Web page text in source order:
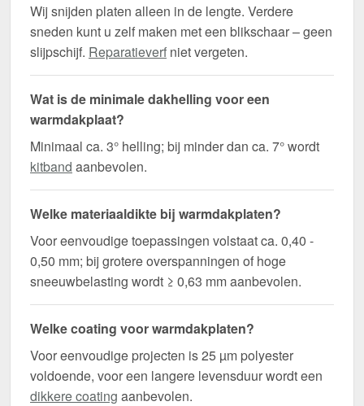
Wij snijden platen alleen in de lengte. Verdere
sneden kunt u zelf maken met een blikschaar – geen
slijpschijf. Reparatieverf niet vergeten.
Wat is de minimale dakhelling voor een
warmdakplaat?
Minimaal ca. 3° helling; bij minder dan ca. 7° wordt
kitband aanbevolen.
Welke materiaaldikte bij warmdakplaten?
Voor eenvoudige toepassingen volstaat ca. 0,40 -
0,50 mm; bij grotere overspanningen of hoge
sneeuwbelasting wordt ≥ 0,63 mm aanbevolen.
Welke coating voor warmdakplaten?
Voor eenvoudige projecten is 25 µm polyester
voldoende, voor een langere levensduur wordt een
dikkere coating aanbevolen.